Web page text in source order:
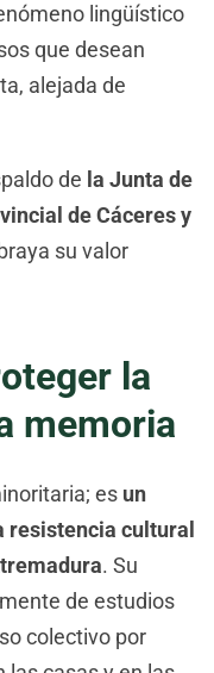
lingüístico
que desean
alejada de
de la Junta de
de Cáceres y
su valor
la
memoria
es un
cultural
. Su
de estudios
colectivo por